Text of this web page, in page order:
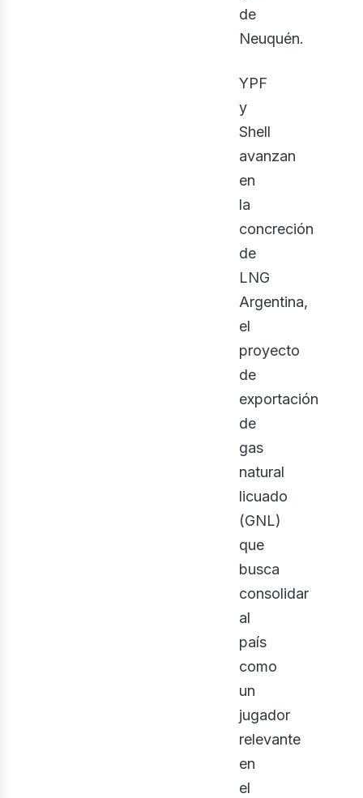
de
Neuquén.
YPF
y
Shell
avanzan
en
la
concreción
de
LNG
Argentina,
el
proyecto
de
exportación
de
gas
natural
licuado
(GNL)
que
busca
consolidar
al
país
como
un
jugador
relevante
en
el